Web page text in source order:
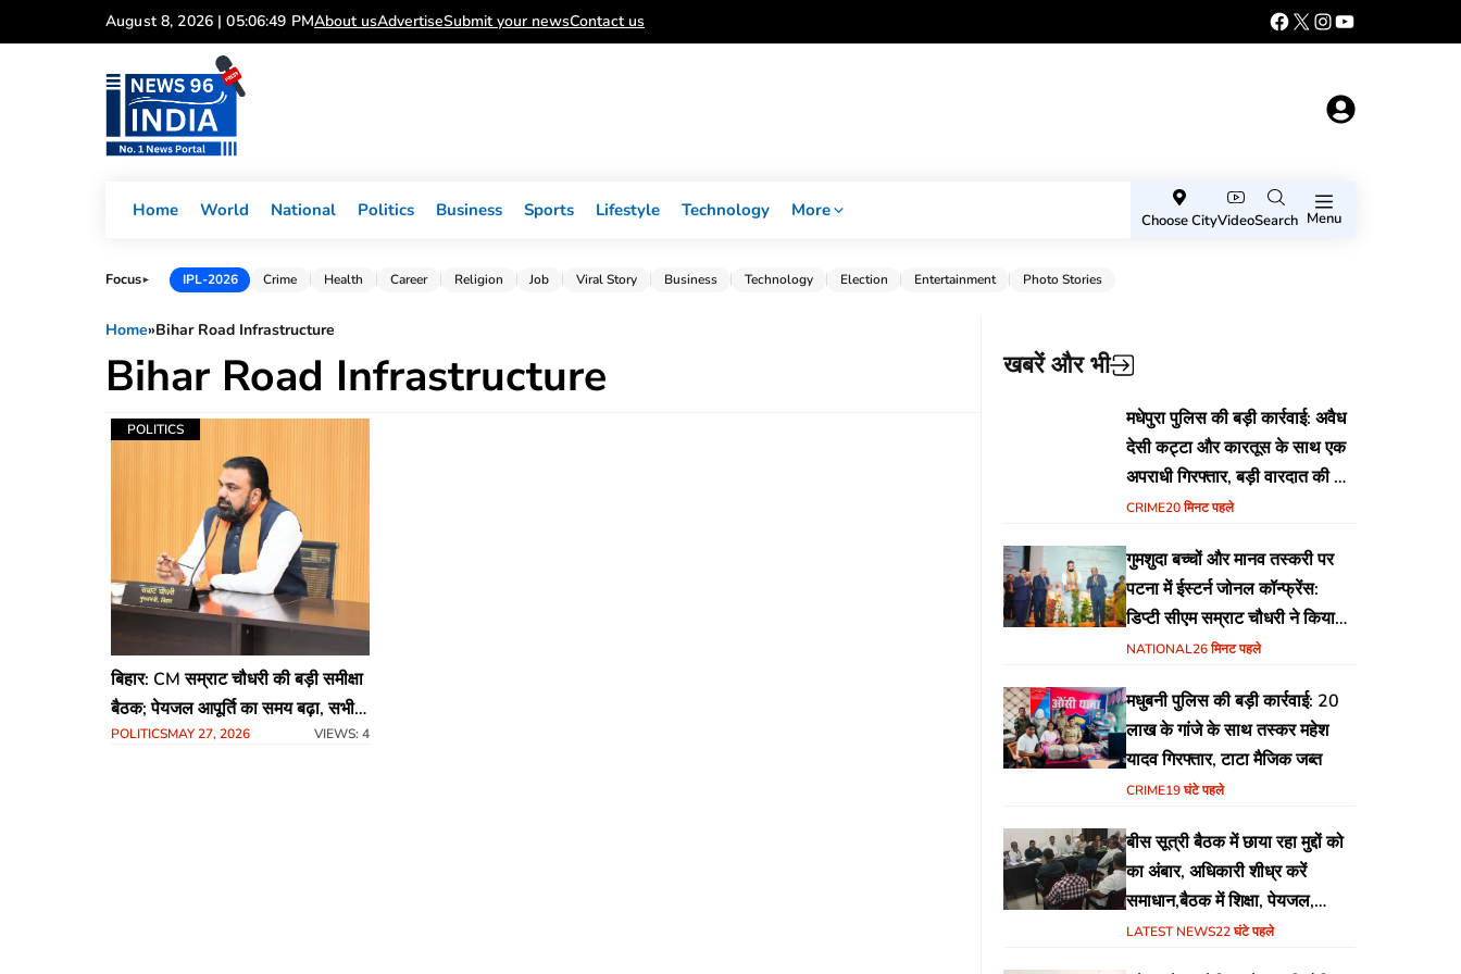
to
August 8, 2026 | 05:06:49 PMAbout usAdvertiseSubmit your newsContact us
Home World National Politics Business Sports Lifestyle Technology More
Choose CityVideoSearch Menu
Focus► IPL-2026 Crime Health Career Religion Job Viral Story Business Technology Election Entertainment Photo Stories
Home»Bihar Road Infrastructure
Bihar Road Infrastructure
POLITICS
बिहार: CM सम्राट चौधरी की बड़ी समीक्षा
बैठक; पेयजल आपूर्ति का समय बढ़ा, सभी
जिला मुख्यालय फोर-लेन से जुड़ेंगे
POLITICSMAY 27, 2026 VIEWS: 4
खबरें और भी
मधेपुरा पुलिस की बड़ी कार्रवाई: अवैध
देसी कट्टा और कारतूस के साथ एक
अपराधी गिरफ्तार, बड़ी वारदात की थी
योजना
CRIME20 मिनट पहले
गुमशुदा बच्चों और मानव तस्करी पर
पटना में ईस्टर्न जोनल कॉन्फ्रेंस:
डिप्टी सीएम सम्राट चौधरी ने किया
उद्घाटन, अंतर्राज्यीय समन्वय पर जोर
NATIONAL26 मिनट पहले
मधुबनी पुलिस की बड़ी कार्रवाई: 20
लाख के गांजे के साथ तस्कर महेश
यादव गिरफ्तार, टाटा मैजिक जब्त
CRIME19 घंटे पहले
बीस सूत्री बैठक में छाया रहा मुद्दों को
का अंबार, अधिकारी शीध्र करें
समाधान,बैठक में शिक्षा, पेयजल,
जलजमाव,आवास ,व किसानों के
LATEST NEWS22 घंटे पहले